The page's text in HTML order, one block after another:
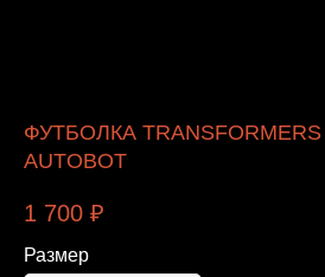
ФУТБОЛКА TRANSFORMERS
AUTOBOT
1 700 ₽
Размер